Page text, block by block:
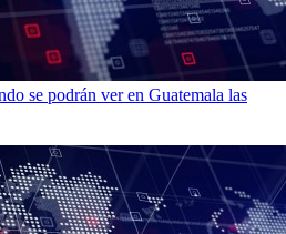
se podrán ver en Guatemala las